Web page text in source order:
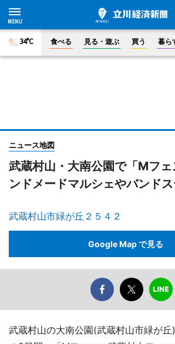
34°C 食べる 見る・遊ぶ 買う 暮ら
ニュース地図
武蔵村山・大南公園で「Mフ
ンドメードマルシェやバンド
武蔵村山市緑が丘２５４２
Google Map で見る
武蔵村山の大南公園(武蔵村山市緑が